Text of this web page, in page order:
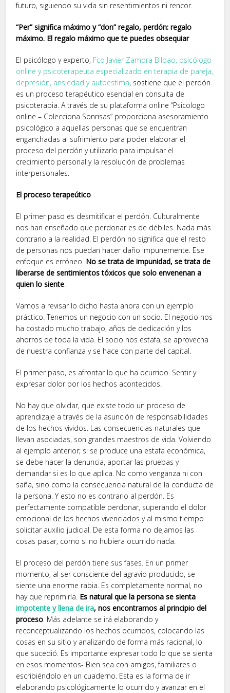
futuro, siguiendo su vida sin resentimientos ni rencor.
“Per” significa máximo y “don” regalo, perdón: regalo
máximo. El regalo máximo que te puedes obsequiar
El psicólogo y experto, Fco Javier Zamora Bilbao, psicólogo
online y psicoterapeuta especializado en terapia de pareja,
depresión, ansiedad y autoestima, sostiene que el perdón
es un proceso terapéutico esencial en consulta de
psicoterapia. A través de su plataforma online “Psicologo
online – Colecciona Sonrisas” proporciona asesoramiento
psicológico a aquellas personas que se encuentran
enganchadas al sufrimiento para poder elaborar el
proceso del perdón y utilizarlo para impulsar el
crecimiento personal y la resolución de problemas
interpersonales.
El proceso terapeútico
El primer paso es desmitificar el perdón. Culturalmente
nos han enseñado que perdonar es de débiles. Nada más
contrario a la realidad. El perdón no significa que el resto
de personas nos puedan hacer daño impunemente. Ese
enfoque es erróneo. No se trata de impunidad, se trata de
liberarse de sentimientos tóxicos que solo envenenan a
quien lo siente.
Vamos a revisar lo dicho hasta ahora con un ejemplo
práctico: Tenemos un negocio con un socio. El negocio nos
ha costado mucho trabajo, años de dedicación y los
ahorros de toda la vida. El socio nos estafa, se aprovecha
de nuestra confianza y se hace con parte del capital.
El primer paso, es afrontar lo que ha ocurrido. Sentir y
expresar dolor por los hechos acontecidos.
No hay que olvidar, que existe todo un proceso de
aprendizaje a través de la asunción de responsabilidades
de los hechos vividos. Las consecuencias naturales que
llevan asociadas, son grandes maestros de vida. Volviendo
al ejemplo anterior; si se produce una estafa económica,
se debe hacer la denuncia, aportar las pruebas y
demandar si es lo que aplica. No como venganza ni con
saña, sino como la consecuencia natural de la conducta de
la persona. Y esto no es contrario al perdón. Es
perfectamente compatible perdonar, superando el dolor
emocional de los hechos vivenciados y al mismo tiempo
solicitar auxilio judicial. De esta forma no dejamos las
cosas pasar, como si no hubiera ocurrido nada.
El proceso del perdón tiene sus fases. En un primer
momento, al ser consciente del agravio producido, se
siente una enorme rabia. Es completamente normal, no
hay que reprimirla. Es natural que la persona se sienta
impotente y llena de ira, nos encontramos al principio del
proceso. Más adelante se irá elaborando y
reconceptualizando los hechos ocurridos, colocando las
cosas en su sitio y analizando de forma más racional, lo
que sucedió. Es importante expresar todo lo que se sienta
en esos momentos- Bien sea con amigos, familiares o
escribiéndolo en un cuaderno. Esta es la forma de ir
elaborando psicológicamente lo ocurrido y avanzar en el